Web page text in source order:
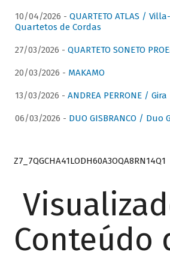
10/04/2026 - QUARTETO ATLAS /
Quartetos de Cordas
27/03/2026 - QUARTETO SONETO
20/03/2026 - MAKAMO
13/03/2026 - ANDREA PERRONE / Gira
06/03/2026 - DUO GISBRANCO / Duo
Z7_7QGCHA41LODH60A3OQA8RN14Q1
Conteúdo